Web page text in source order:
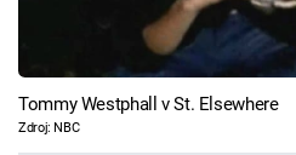
Tommy Westphall v St. Elsewhere
Zdroj: NBC